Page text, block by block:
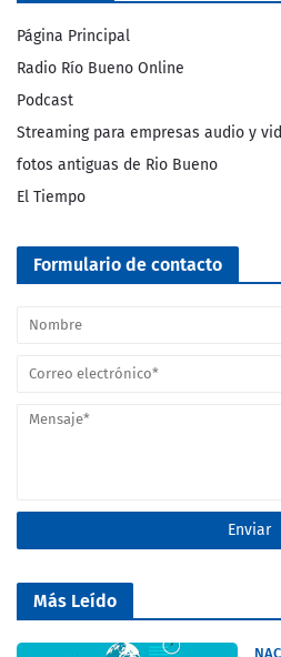
Página Principal
Radio Río Bueno Online
Podcast
Streaming para empresas audio y
fotos antiguas de Rio Bueno
El Tiempo
Formulario de contacto
Más Leído